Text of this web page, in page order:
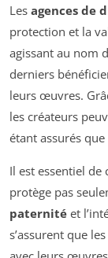
Les agences de
protection et la
agissant au nom
derniers
leurs œuvres.
les créateurs
étant assurés
Il est essentiel
protège pas
paternité et
s’assurent que